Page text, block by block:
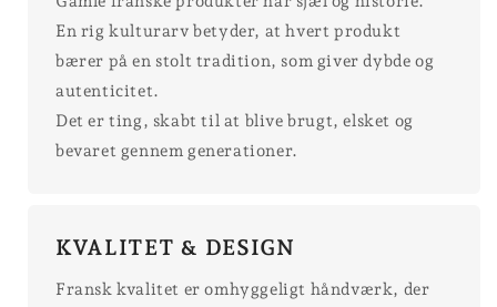
En rig kulturarv betyder, at hvert produkt
bærer på en stolt tradition, som giver dybde og
autenticitet.
Det er ting, skabt til at blive brugt, elsket og
bevaret gennem generationer.
KVALITET & DESIGN
Fransk kvalitet er omhyggeligt håndværk, der